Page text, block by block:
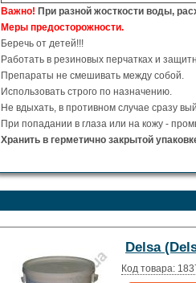
Важно! При разной жосткости воды,
Меры предосторожности.
Беречь от детей!!!
Работать в резиновых перчатках и
Препараты не смешивать между собой.
Использовать строго по назначению.
Не вдыхать, в противном случае сразу
При попадании в глаза или на кожу -
Хранить в герметично закрытой
Delsa
Код товара: